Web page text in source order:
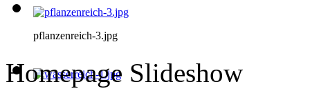
pflanzenreich-3.jpg
Homepage Slideshow